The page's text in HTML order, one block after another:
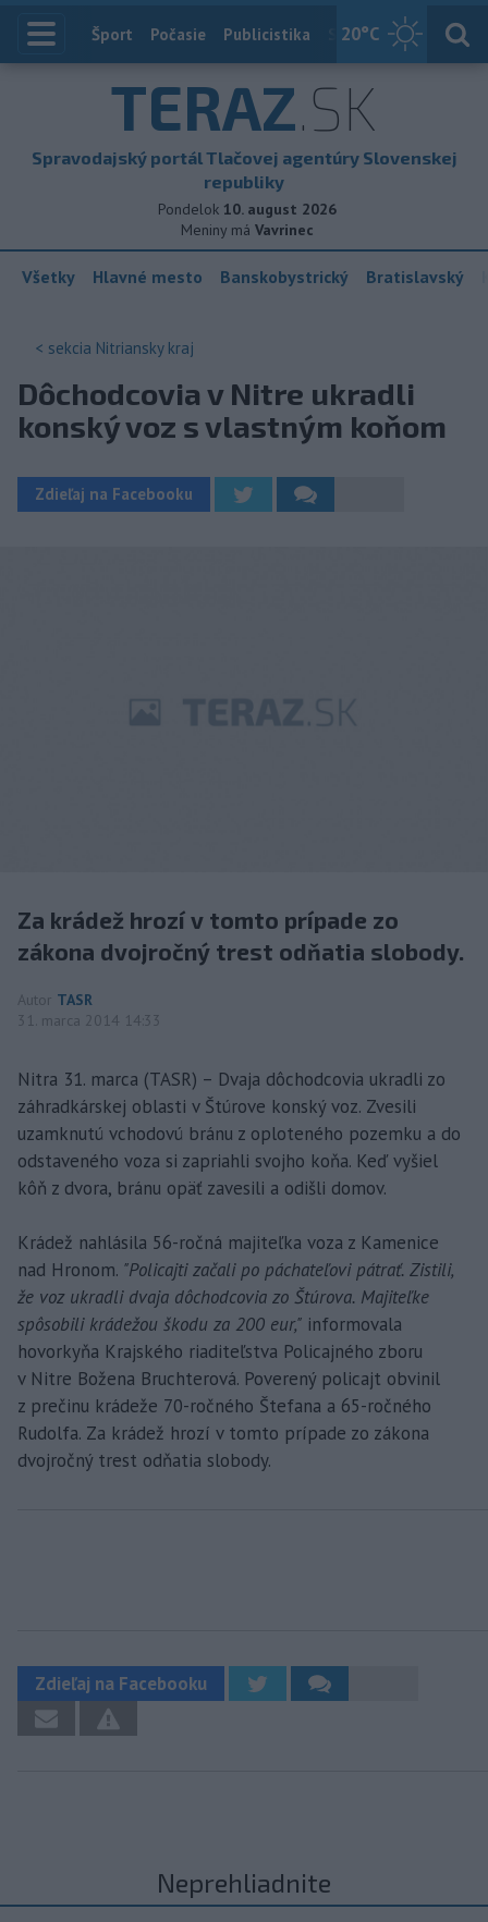
20°C
Index
Šport Počasie Publicistika Slovensko
TERAZ.SK
Spravodajský portál Tlačovej agentúry Slovenskej
republiky
Pondelok 10. august 2026
Meniny má Vavrinec
Všetky Hlavné mesto Banskobystrický Bratislavský
< sekcia Nitriansky kraj
Dôchodcovia v Nitre ukradli
konský voz s vlastným koňom
Zdieľaj na Facebooku
Za krádež hrozí v tomto prípade zo
zákona dvojročný trest odňatia slobody.
Autor TASR
31. marca 2014 14:33
Nitra 31. marca (TASR) – Dvaja dôchodcovia ukradli zo
záhradkárskej oblasti v Štúrove konský voz. Zvesili
uzamknutú vchodovú bránu z oploteného pozemku a do
odstaveného voza si zapriahli svojho koňa. Keď vyšiel
kôň z dvora, bránu opäť zavesili a odišli domov.
Krádež nahlásila 56-ročná majiteľka voza z Kamenice
nad Hronom. "Policajti začali po páchateľovi pátrať. Zistili,
že voz ukradli dvaja dôchodcovia zo Štúrova. Majiteľke
spôsobili krádežou škodu za 200 eur," informovala
hovorkyňa Krajského riaditeľstva Policajného zboru
v Nitre Božena Bruchterová. Poverený policajt obvinil
z prečinu krádeže 70-ročného Štefana a 65-ročného
Rudolfa. Za krádež hrozí v tomto prípade zo zákona
dvojročný trest odňatia slobody.
Zdieľaj na Facebooku
Neprehliadnite